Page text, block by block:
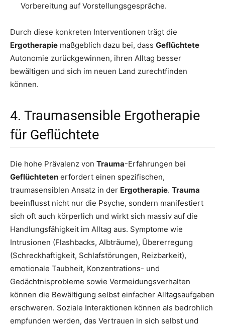
Vorbereitung auf Vorstellungsgespräche.
Durch diese konkreten Interventionen trägt die
Ergotherapie maßgeblich dazu bei, dass Geflüchtete
Autonomie zurückgewinnen, ihren Alltag besser
bewältigen und sich im neuen Land zurechtfinden
können.
4. Traumasensible Ergotherapie
für Geflüchtete
Die hohe Prävalenz von Trauma-Erfahrungen bei
Geflüchteten erfordert einen spezifischen,
traumasensiblen Ansatz in der Ergotherapie. Trauma
beeinflusst nicht nur die Psyche, sondern manifestiert
sich oft auch körperlich und wirkt sich massiv auf die
Handlungsfähigkeit im Alltag aus. Symptome wie
Intrusionen (Flashbacks, Albträume), Übererregung
(Schreckhaftigkeit, Schlafstörungen, Reizbarkeit),
emotionale Taubheit, Konzentrations- und
Gedächtnisprobleme sowie Vermeidungsverhalten
können die Bewältigung selbst einfacher Alltagsaufgaben
erschweren. Soziale Interaktionen können als bedrohlich
empfunden werden, das Vertrauen in sich selbst und